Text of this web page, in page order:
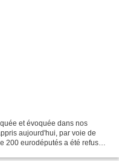
et évoquée dans nos
aujourd'hui, par voie de
200 eurodéputés a été refusée